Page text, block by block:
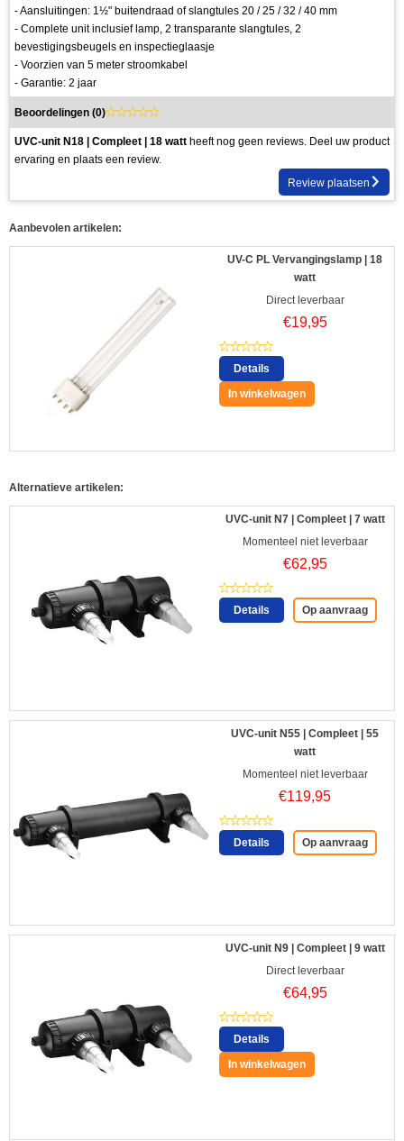
- Aansluitingen: 1½" buitendraad of slangtules 20 / 25 / 32 / 40 mm
- Complete unit inclusief lamp, 2 transparante slangtules, 2
bevestigingsbeugels en inspectieglaasje
- Voorzien van 5 meter stroomkabel
- Garantie: 2 jaar
Beoordelingen (0)
UVC-unit N18 | Compleet | 18 watt heeft nog geen reviews. Deel uw product
ervaring en plaats een review.
Review plaatsen
Aanbevolen artikelen:
UV-C PL Vervangingslamp | 18
watt
Direct leverbaar
€19,95
Details
In winkelwagen
Alternatieve artikelen:
UVC-unit N7 | Compleet | 7 watt
Momenteel niet leverbaar
€62,95
Details Op aanvraag
UVC-unit N55 | Compleet | 55
watt
Momenteel niet leverbaar
€119,95
Details Op aanvraag
UVC-unit N9 | Compleet | 9 watt
Direct leverbaar
€64,95
Details
In winkelwagen